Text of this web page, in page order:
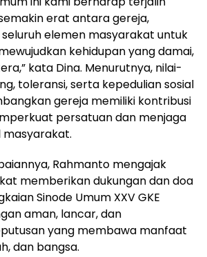
erat antara gereja,
elemen masyarakat untuk
kehidupan yang damai,
kata Dina. Menurutnya, nilai-
toleransi, serta kepedulian sosial
gereja memiliki kontribusi
persatuan dan menjaga
masyarakat.
Rahmanto mengajak
memberikan dukungan dan doa
Sinode Umum XXV GKE
aman, lancar, dan
yang membawa manfaat
dan bangsa.